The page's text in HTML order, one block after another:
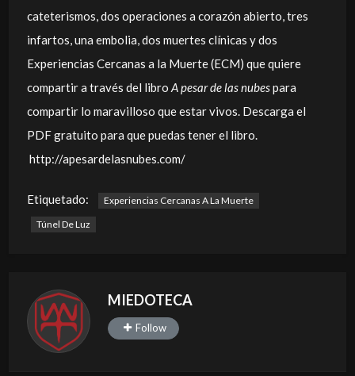
cateterismos, dos operaciones a corazón abierto, tres
infartos, una embolia, dos muertes clínicas y dos
Experiencias Cercanas a la Muerte (ECM) que quiere
compartir a través del libro A pesar de las nubespara
compartir lo maravilloso que estar vivos. Descarga el
PDF gratuito para que puedas tener el libro.
http://apesardelasnubes.com/
Etiquetado:
Experiencias Cercanas A La Muerte
Túnel De Luz
MIEDOTECA
Follow